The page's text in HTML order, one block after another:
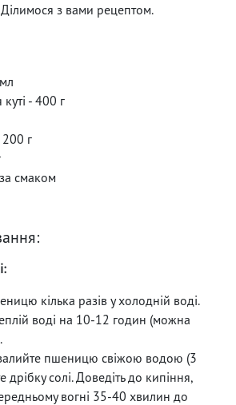
Ділимося з вами рецептом.
- 400 г
г
смаком
кілька разів у холодній воді.
воді на 10-12 годин (можна
пшеницю свіжою водою (3
дрібку солі. Доведіть до кипіння,
вогні 35-40 хвилин до